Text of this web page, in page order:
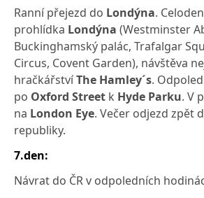
Ranní přejezd do Londýna.
prohlídka Londýna (Westminster
Buckinghamský palác, Trafalgar
Circus, Covent Garden), návštěva
hračkářstvíThe Hamley´s.
po Oxford Street k Hyde Parku. V
na London Eye. Večer odjezd zpět
republiky.
7.den:
Návrat do ČR v odpoledních